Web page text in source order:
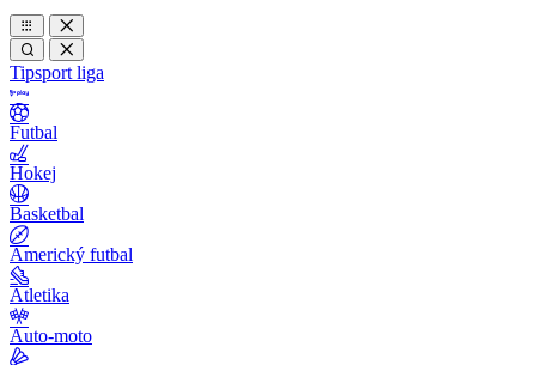
Tipsport liga
Futbal
Hokej
Basketbal
Americký futbal
Atletika
Auto-moto